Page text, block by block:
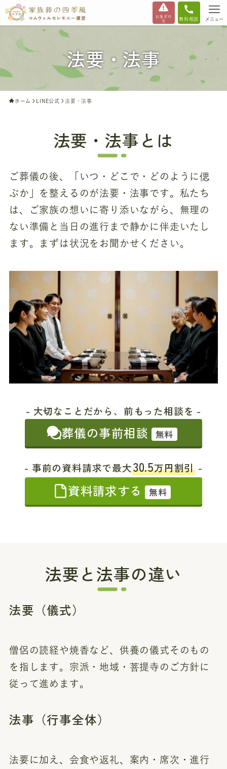
お急ぎの
方
無料相談 メニュー
法要・法事
ホーム LINE公式 法要・法事
法要・法事とは
ご葬儀の後、「いつ・どこで・どのように偲
ぶか」を整えるのが法要・法事です。私たち
は、ご家族の想いに寄り添いながら、無理の
ない準備と当日の進行まで静かに伴走いたし
ます。まずは状況をお聞かせください。
- 大切なことだから、前もった相談を -
葬儀の事前相談 無料
- 事前の資料請求で最大30.5万円割引 -
資料請求する 無料
法要と法事の違い
法要（儀式）
僧侶の読経や焼香など、供養の儀式そのもの
を指します。宗派・地域・菩提寺のご方針に
従って進めます。
法事（行事全体）
法要に加え、会食や返礼、案内・席次・進行